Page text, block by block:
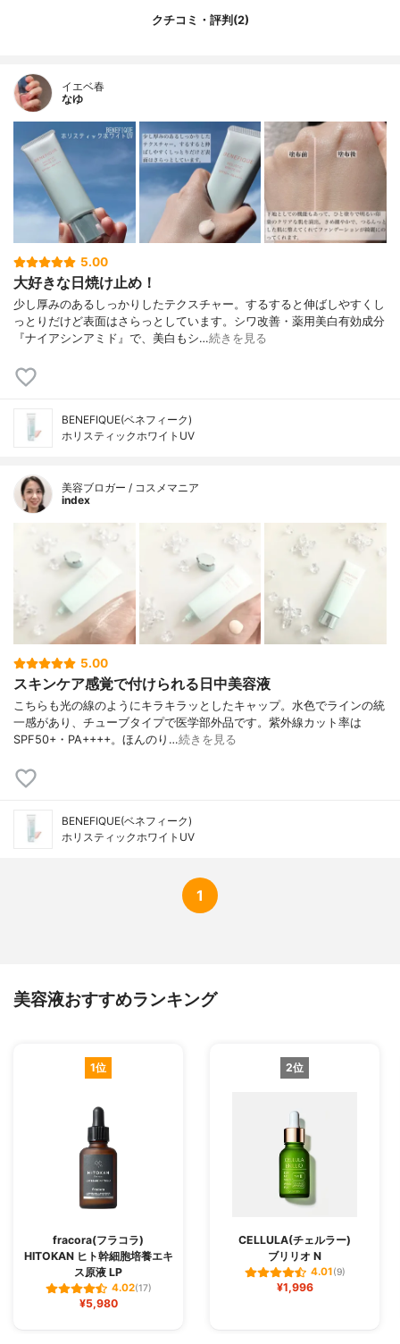
シ｝－フェニル］－６－（４－メトキシフ
－トリアジン、２－［４－（ジエチルアミ
ノ）－２－ヒドロキシベンゾイル］安息香
酸ヘキシルエステル、（パルミチン酸／２
－エチルヘキサン酸）デキストリン、架橋
型Ｎ、Ｎ－ジメチルアクリルアミド－２－
アクリルアミド－２－メチルプロパンスル
ホン酸ナトリウム共重合体、クロルフェネ
シン、サクシノグルカン、疎水化ヒドロキ
フェロール、ジブチルヒドロキシトルエ
ン、メタリン酸ナトリウム、ピロ亜硫酸ナ
トリウム、テトラヒドロテトラメチルシク
ロテトラシロキサン、イソプロパノール、
酸化鉄
クチコミ・評判(2)
イエベ春
なゆ
5.00
大好きな日焼け止め！
少し厚みのあるしっかりしたテクスチャー。するすると伸ばしやすくし
っとりだけど表面はさらっとしています。シワ改善・薬用美白有効成分
『ナイアシンアミド』で、美白もシ…続きを見る
BENEFIQUE(ベネフィーク)
ホリスティックホワイトUV
美容ブロガー / コスメマニア
index
5.00
スキンケア感覚で付けられる日中美容液
こちらも光の線のようにキラキラッとしたキャップ。水色でラインの統
一感があり、チューブタイプで医学部外品です。紫外線カット率は
SPF50+・PA++++。ほんのり…続きを見る
BENEFIQUE(ベネフィーク)
ホリスティックホワイトUV
1
美容液おすすめランキング
1位
fracora(フラコラ)
HITOKAN ヒト幹細胞培養エキ
ス原液 LP
4.02(17)
¥5,980
2位
CELLULA(チェルラー)
ブリリオ N
4.01(9)
¥1,996